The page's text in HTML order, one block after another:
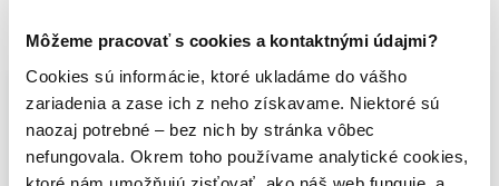
Môžeme pracovať s cookies a kontaktnými údajmi?
Cookies sú informácie, ktoré ukladáme do vášho
zariadenia a zase ich z neho získavame. Niektoré sú
naozaj potrebné – bez nich by stránka vôbec
nefungovala. Okrem toho používame analytické cookies,
Vybrané pre teba